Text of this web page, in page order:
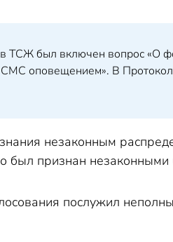
ТСЖ был включен вопрос
оповещением». В Протокол
незаконным
был признан незаконными
послужил